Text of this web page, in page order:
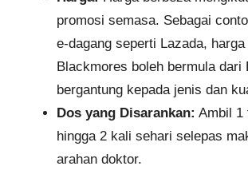
promosi semasa. Sebagai
e-dagang seperti Lazada,
Blackmores boleh bermula dari
bergantung kepada jenis dan
Dos yang Disarankan: Ambil 1
hingga 2 kali sehari selepas
arahan doktor.